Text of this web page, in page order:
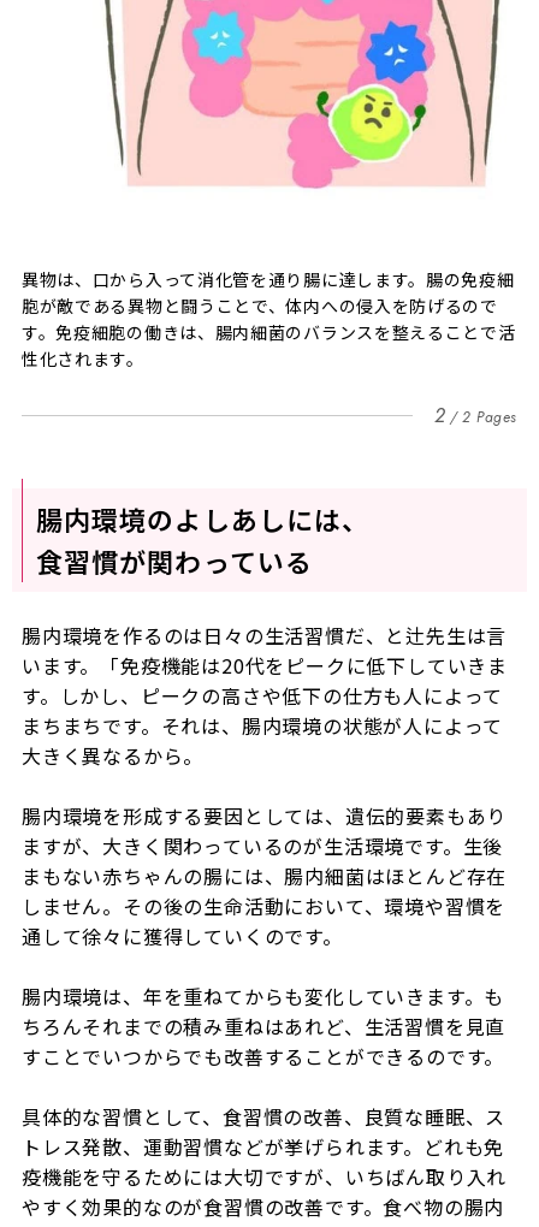
異物は、口から入って消化管を通り腸に達します。腸の免疫細
胞が敵である異物と闘うことで、体内への侵入を防げるので
す。免疫細胞の働きは、腸内細菌のバランスを整えることで活
性化されます。
2 2 Pages
腸内環境のよしあしには、
食習慣が関わっている
腸内環境を作るのは日々の生活習慣だ、と辻先生は言
います。「免疫機能は20代をピークに低下していきま
す。しかし、ピークの高さや低下の仕方も人によって
まちまちです。それは、腸内環境の状態が人によって
大きく異なるから。
腸内環境を形成する要因としては、遺伝的要素もあり
ますが、大きく関わっているのが生活環境です。生後
まもない赤ちゃんの腸には、腸内細菌はほとんど存在
しません。その後の生命活動において、環境や習慣を
通して徐々に獲得していくのです。
腸内環境は、年を重ねてからも変化していきます。も
ちろんそれまでの積み重ねはあれど、生活習慣を見直
すことでいつからでも改善することができるのです。
具体的な習慣として、食習慣の改善、良質な睡眠、ス
トレス発散、運動習慣などが挙げられます。どれも免
疫機能を守るためには大切ですが、いちばん取り入れ
やすく効果的なのが食習慣の改善です。食べ物の腸内